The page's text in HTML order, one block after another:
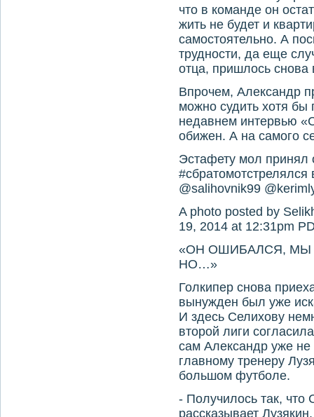
что в команде он
жить не будет и
самостоятельно. А
трудности, да еще
отца, пришлось
Впрочем, Александр
можно судить хотя
недавнем интервью
обижен. А на самого
Эстафету мол принял
@salihovnik99
A photo posted by
19, 2014 at 12:31pm
«ОН ОШИБАЛСЯ, МЫ
НО…»
Голкипер снова
вынужден был уже
И здесь Селихову
второй лиги
сам Александр уже
главному тренеру
большом футболе.
- Получилось так, что
рассказывает